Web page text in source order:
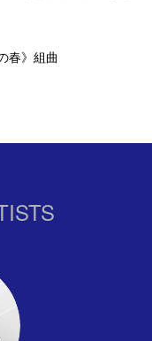
春》組曲